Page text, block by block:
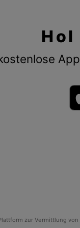
zur Vermittlung